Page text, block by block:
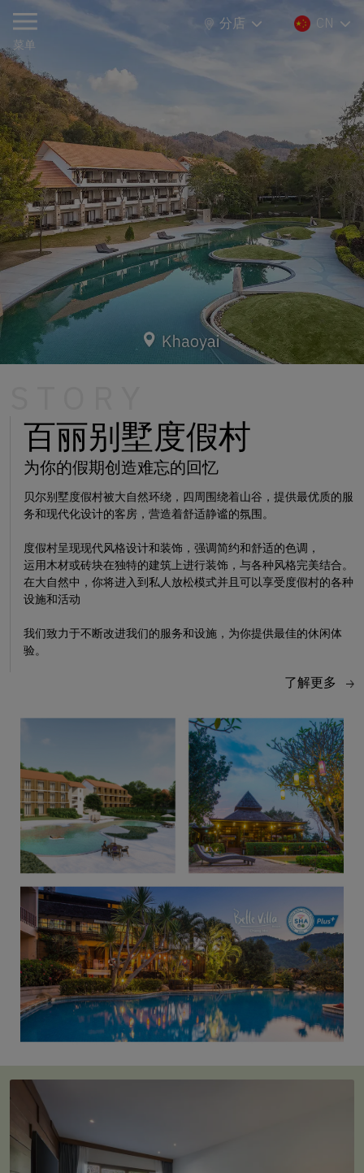
菜单
分店 CN
百丽别墅度假村
为你的假期创造难忘的回忆
贝尔别墅度假村被大自然环绕，四周围绕着山谷，提供最优质的服
务和现代化设计的客房，营造着舒适静谧的氛围。
度假村呈现现代风格设计和装饰，强调简约和舒适的色调，
运用木材或砖块在独特的建筑上进行装饰，与各种风格完美结合。
在大自然中，你将进入到私人放松模式并且可以享受度假村的各种
设施和活动
我们致力于不断改进我们的服务和设施，为你提供最佳的休闲体
验。
了解更多